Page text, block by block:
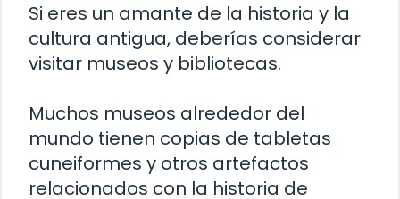
Si eres un amante de la historia y la
cultura antigua, deberías considerar
visitar museos y bibliotecas.
Muchos museos alrededor del
mundo tienen copias de tabletas
cuneiformes y otros artefactos
relacionados con la historia de